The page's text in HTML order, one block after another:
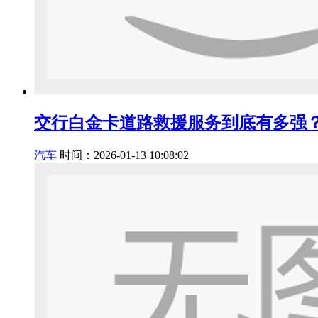
交行白金卡道路救援服务到底有多强
汽车 时间：2026-01-13 10:08:02